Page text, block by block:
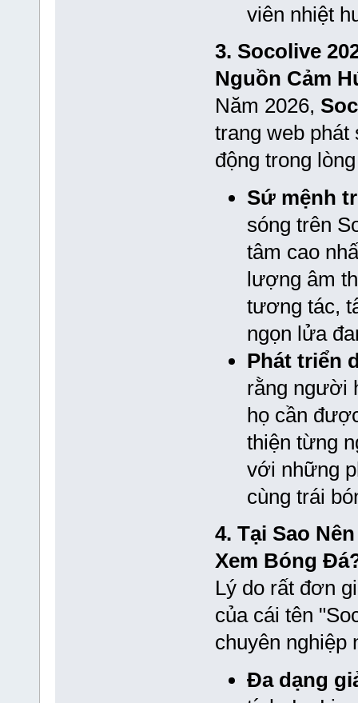
viên nhiệt
3. Socolive
Nguồn Cảm
Năm 2026,
trang web phát
động trong
Sứ mệnh
sóng trên
tâm cao
lượng âm
tương tác,
ngọn lửa
Phát triển
rằng người
họ cần
thiện từng
với những
cùng trái
4. Tại Sao
Xem Bóng
Lý do rất đơn
của cái tên
chuyên nghiệp
Đa dạng